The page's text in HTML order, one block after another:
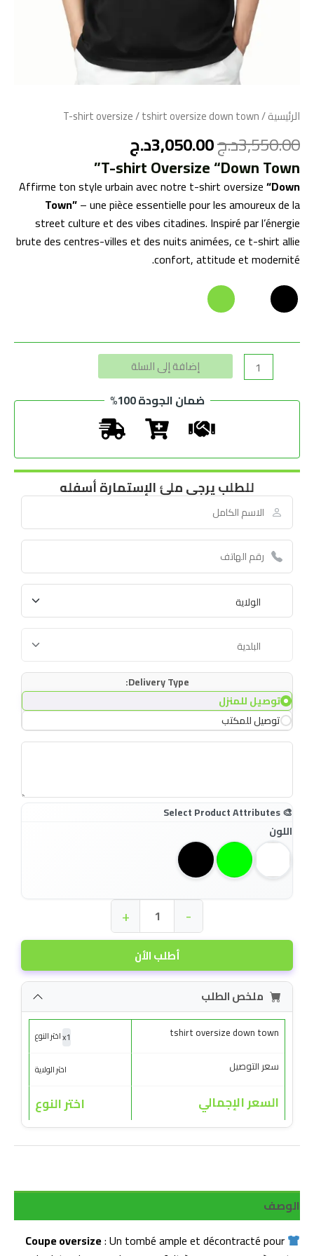
الرئيسية/
T-shirt oversize/ tshirt oversize down town
3,550.00د.ج3,050.00د.ج
T-shirt Oversize “Down Town”
Affirme ton style urbain avec notre t-shirt oversize“Down
Town”– une pièce essentielle pour les amoureux de la
street culture et des vibes citadines. Inspiré par l’énergie
brute des centres-villes et des nuits animées, ce t-shirt allie
confort, attitude et modernité.
إضافة إلى السلة
ضمان الجودة 100%
للطلب يرجى ملئ الإستمارة أسفله
Delivery Type:
توصيل للمنزل
توصيل للمكتب
اللون
أطلب الأن
-
+
ملخص الطلب
tshirt oversize down town
x1 اختر النوع
سعر التوصيل اختر الولاية
السعر الإجمالي اختر النوع
الوصف
Coupe oversize: Un tombé ample et décontracté pour